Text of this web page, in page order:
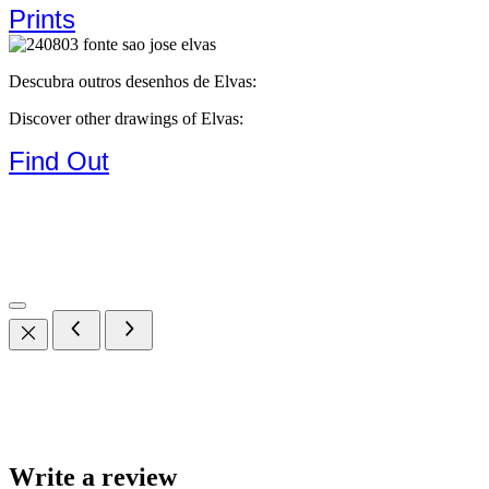
Prints
Descubra outros desenhos de Elvas:
Discover other drawings of Elvas:
Find Out
Write a review